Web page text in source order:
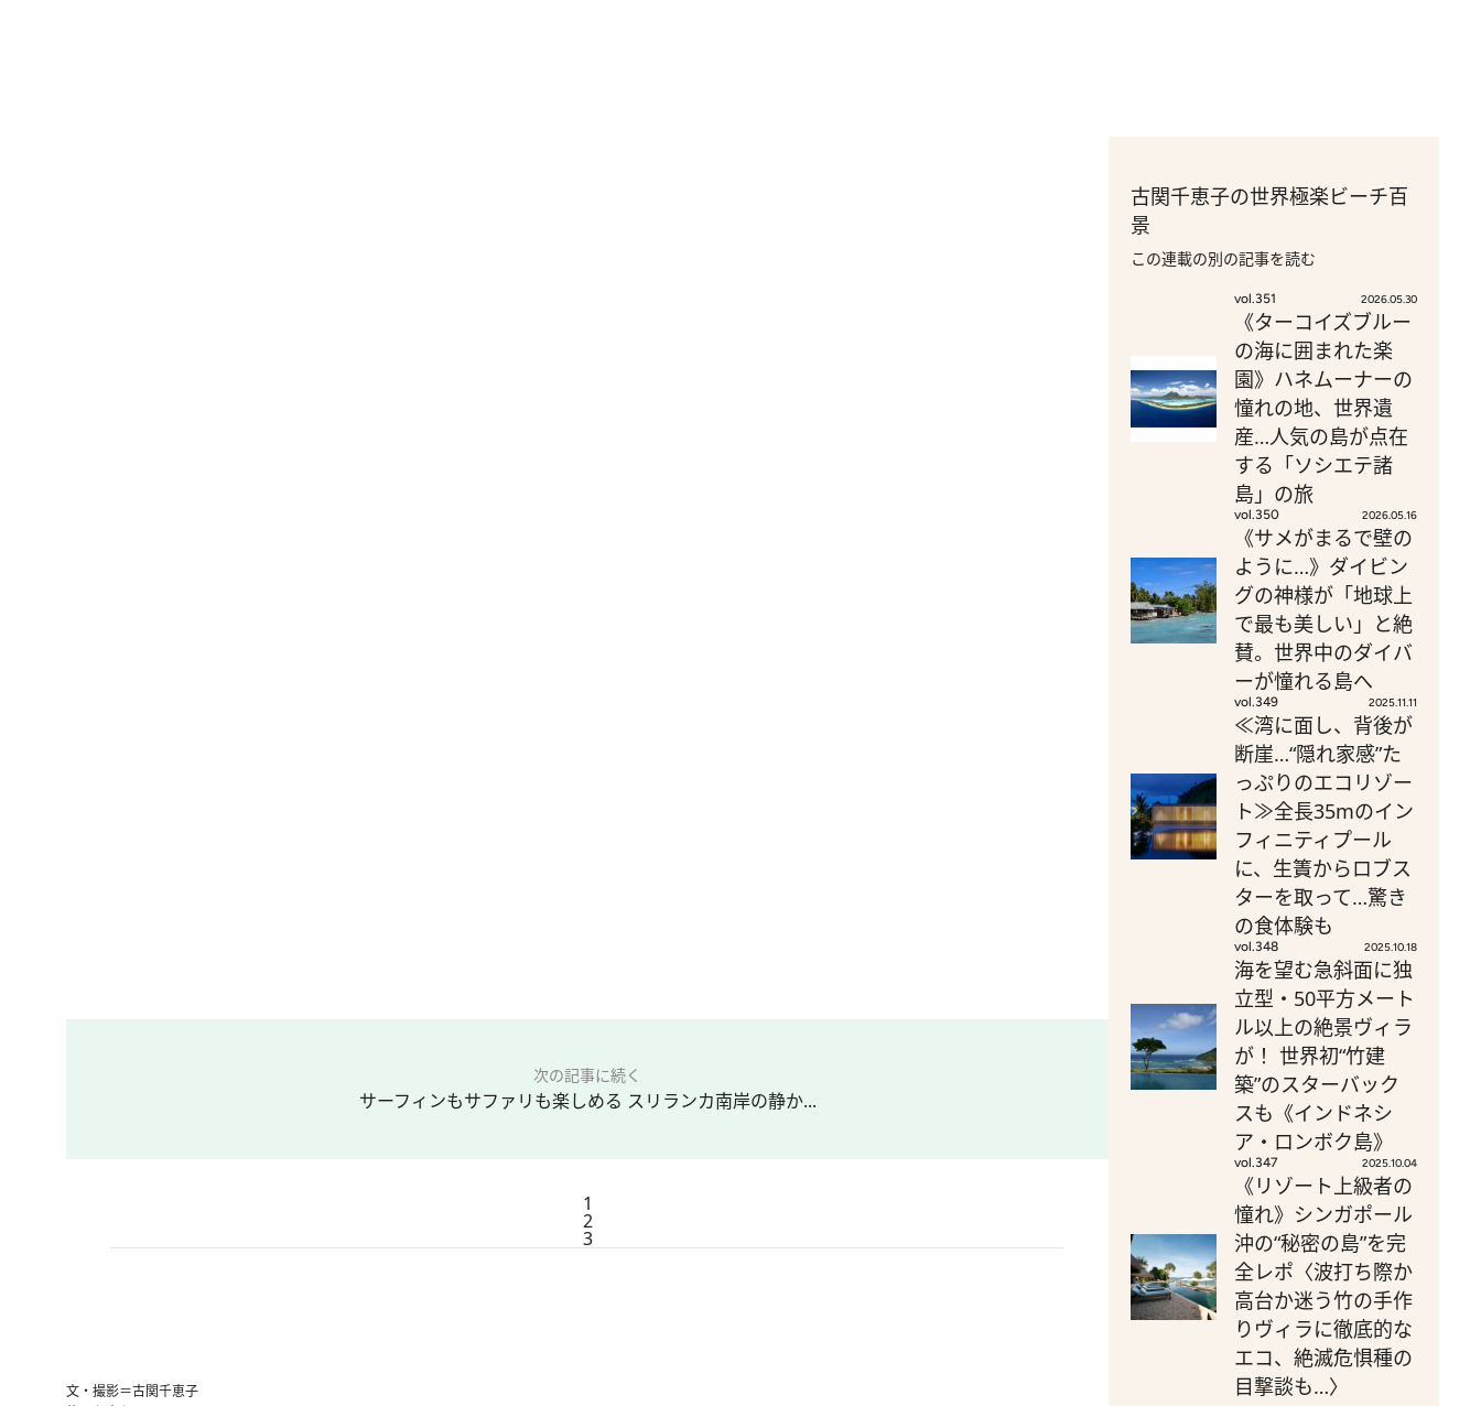
次の記事に続く
サーフィンもサファリも楽しめる スリランカ南岸の静か...
1
2
3
文・撮影＝古関千恵子
古関千恵子の世界極楽ビーチ百
景
この連載の別の記事を読む
vol.351 2026.05.30
《ターコイズブルー
の海に囲まれた楽
園》ハネムーナーの
憧れの地、世界遺
産…人気の島が点在
する「ソシエテ諸
島」の旅
vol.350 2026.05.16
《サメがまるで壁の
ように…》ダイビン
グの神様が「地球上
で最も美しい」と絶
賛。世界中のダイバ
ーが憧れる島へ
vol.349 2025.11.11
≪湾に面し、背後が
断崖…“隠れ家感”た
っぷりのエコリゾー
ト≫全長35mのイン
フィニティプール
に、生簀からロブス
ターを取って…驚き
の食体験も
vol.348 2025.10.18
海を望む急斜面に独
立型・50平方メート
ル以上の絶景ヴィラ
が！ 世界初“竹建
築”のスターバック
スも《インドネシ
ア・ロンボク島》
vol.347 2025.10.04
《リゾート上級者の
憧れ》シンガポール
沖の“秘密の島”を完
全レポ〈波打ち際か
高台か迷う竹の手作
りヴィラに徹底的な
エコ、絶滅危惧種の
目撃談も…〉